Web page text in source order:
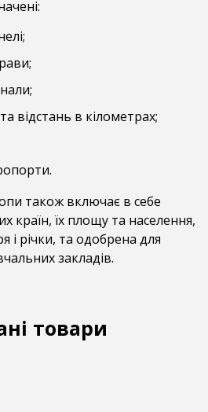
відстань в кілометрах;
також включає в себе
країн, їх площу та населення,
річки, та одобрена для
закладів.
товари